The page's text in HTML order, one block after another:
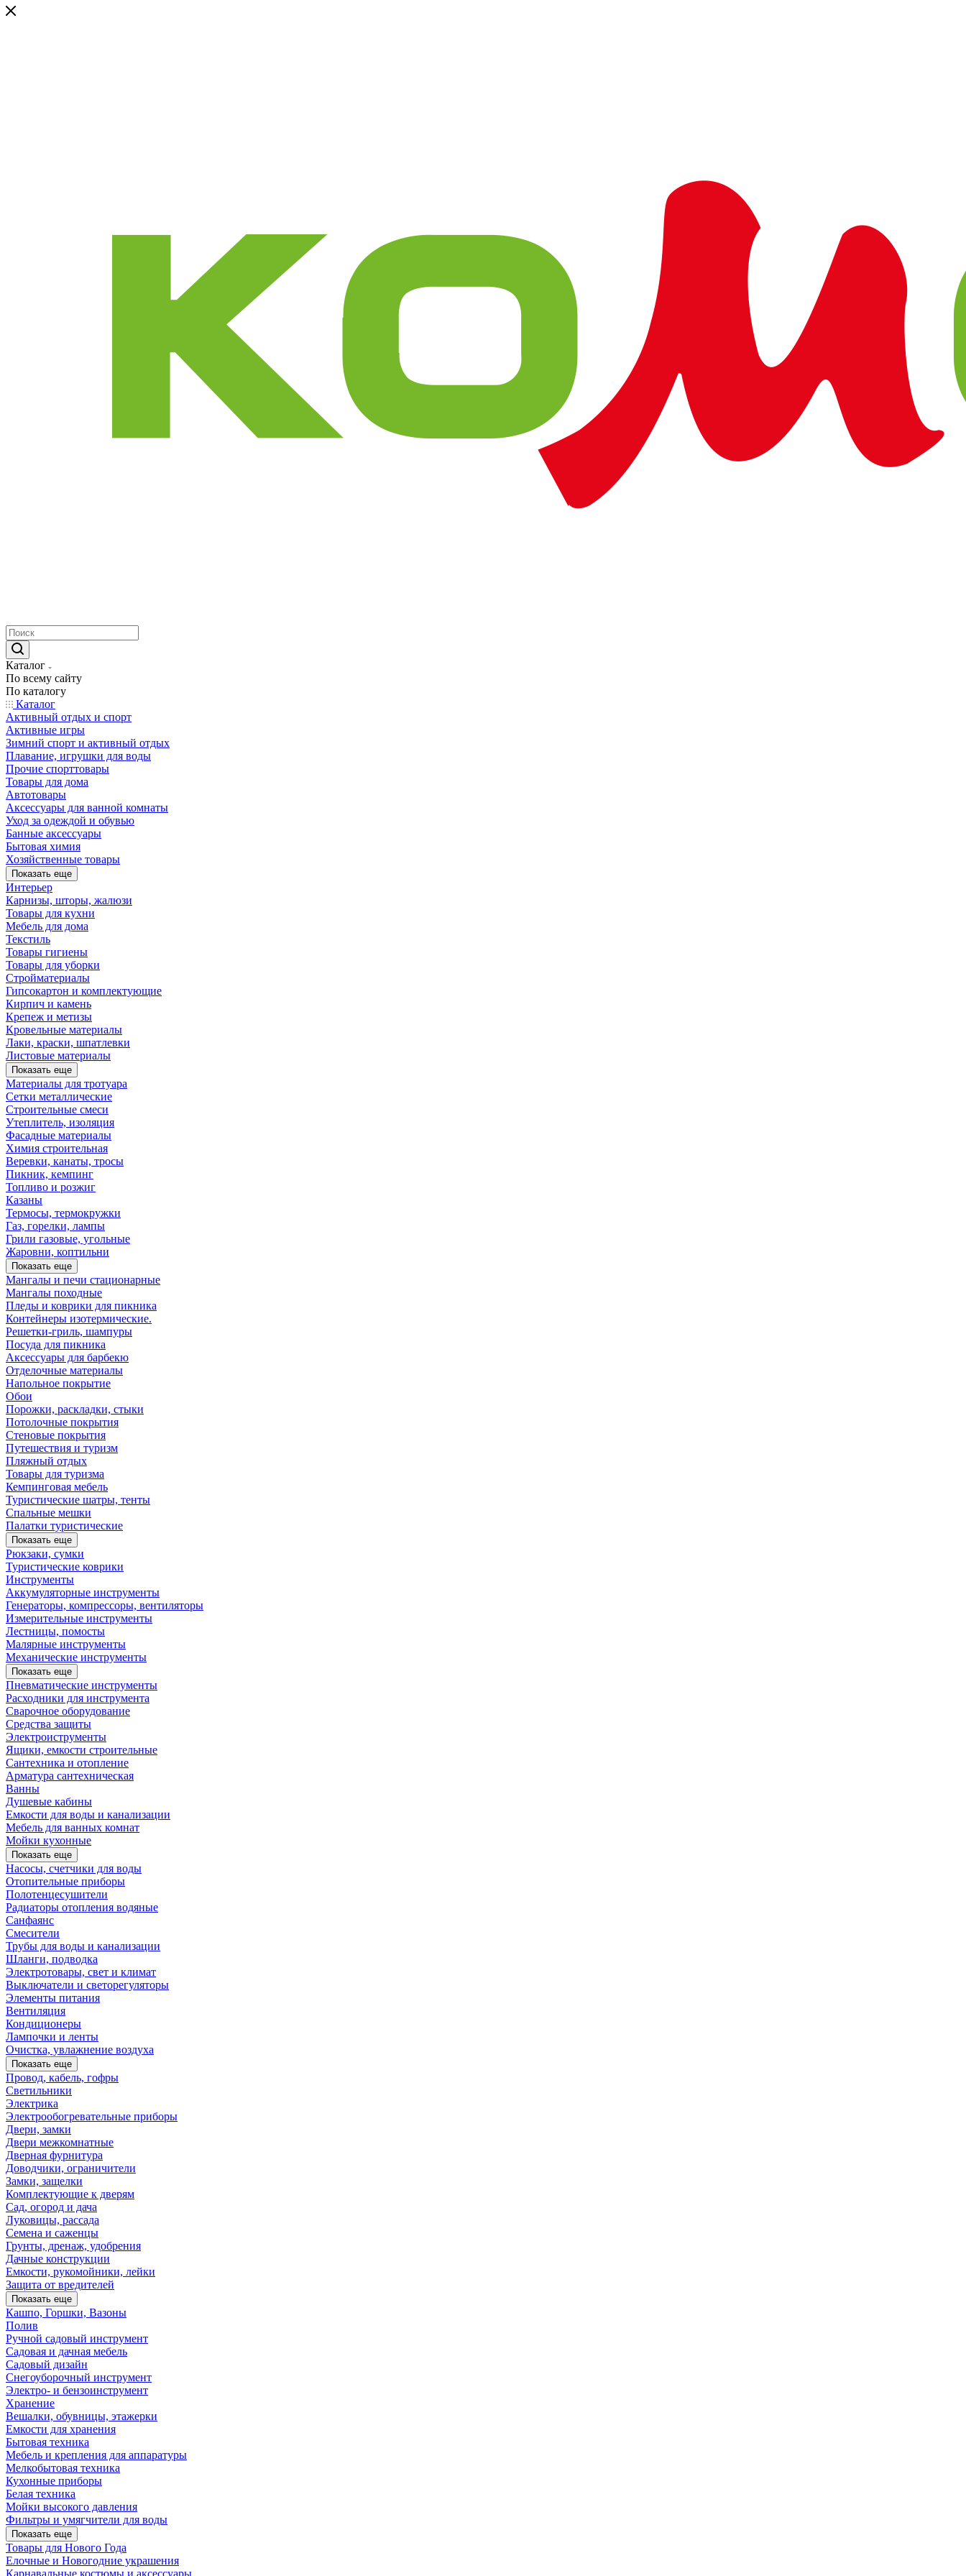
Каталог
По всему сайту
По каталогу
Каталог
Активный отдых и спорт
Активные игры
Зимний спорт и активный отдых
Плавание, игрушки для воды
Прочие спорттовары
Товары для дома
Автотовары
Аксессуары для ванной комнаты
Уход за одеждой и обувью
Банные аксессуары
Бытовая химия
Хозяйственные товары
Показать еще
Интерьер
Карнизы, шторы, жалюзи
Товары для кухни
Мебель для дома
Текстиль
Товары гигиены
Товары для уборки
Стройматериалы
Гипсокартон и комплектующие
Кирпич и камень
Крепеж и метизы
Кровельные материалы
Лаки, краски, шпатлевки
Листовые материалы
Показать еще
Материалы для тротуара
Сетки металлические
Строительные смеси
Утеплитель, изоляция
Фасадные материалы
Химия строительная
Веревки, канаты, тросы
Пикник, кемпинг
Топливо и розжиг
Казаны
Термосы, термокружки
Газ, горелки, лампы
Грили газовые, угольные
Жаровни, коптильни
Показать еще
Мангалы и печи стационарные
Мангалы походные
Пледы и коврики для пикника
Контейнеры изотермические.
Решетки-гриль, шампуры
Посуда для пикника
Аксессуары для барбекю
Отделочные материалы
Напольное покрытие
Обои
Порожки, раскладки, стыки
Потолочные покрытия
Стеновые покрытия
Путешествия и туризм
Пляжный отдых
Товары для туризма
Кемпинговая мебель
Туристические шатры, тенты
Спальные мешки
Палатки туристические
Показать еще
Рюкзаки, сумки
Туристические коврики
Инструменты
Аккумуляторные инструменты
Генераторы, компрессоры, вентиляторы
Измерительные инструменты
Лестницы, помосты
Малярные инструменты
Механические инструменты
Показать еще
Пневматические инструменты
Расходники для инструмента
Сварочное оборудование
Средства защиты
Электроиструменты
Ящики, емкости строительные
Сантехника и отопление
Арматура сантехническая
Ванны
Душевые кабины
Емкости для воды и канализации
Мебель для ванных комнат
Мойки кухонные
Показать еще
Насосы, счетчики для воды
Отопительные приборы
Полотенцесушители
Радиаторы отопления водяные
Санфаянс
Смесители
Трубы для воды и канализации
Шланги, подводка
Электротовары, свет и климат
Выключатели и светорегуляторы
Элементы питания
Вентиляция
Кондиционеры
Лампочки и ленты
Очистка, увлажнение воздуха
Показать еще
Провод, кабель, гофры
Светильники
Электрика
Электрообогревательные приборы
Двери, замки
Двери межкомнатные
Дверная фурнитура
Доводчики, ограничители
Замки, защелки
Комплектующие к дверям
Сад, огород и дача
Луковицы, рассада
Семена и саженцы
Грунты, дренаж, удобрения
Дачные конструкции
Емкости, рукомойники, лейки
Защита от вредителей
Показать еще
Кашпо, Горшки, Вазоны
Полив
Ручной садовый инструмент
Садовая и дачная мебель
Садовый дизайн
Снегоуборочный инструмент
Электро- и бензоинструмент
Хранение
Вешалки, обувницы, этажерки
Емкости для хранения
Бытовая техника
Мебель и крепления для аппаратуры
Мелкобытовая техника
Кухонные приборы
Белая техника
Мойки высокого давления
Фильтры и умягчители для воды
Показать еще
Товары для Нового Года
Елочные и Новогодние украшения
Карнавальные костюмы и аксессуары